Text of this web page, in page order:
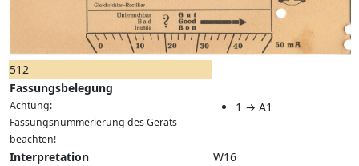
512
Fassungsbelegung
Achtung:
Fassungsnummerierung des Geräts
beachten!
1 → A1
Interpretation
W16